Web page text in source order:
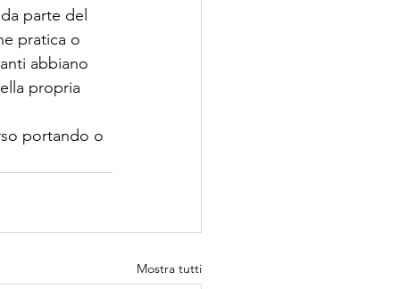
parte del
pratica o
abbiano
propria
portando o
Mostra tutti